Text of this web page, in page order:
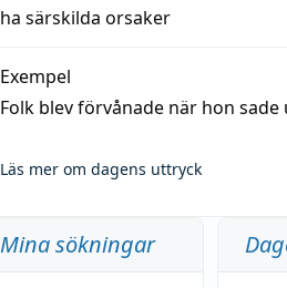
ha särskilda orsaker
Exempel
Folk blev förvånade när hon
Läs mer om dagens uttryck
Mina sökningar